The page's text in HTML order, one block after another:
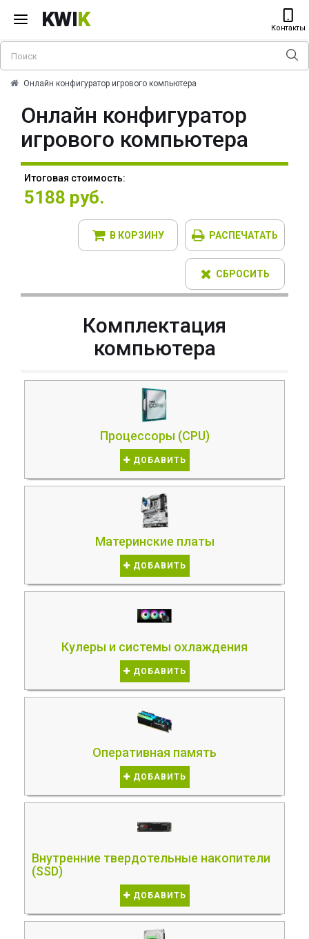
KWIK Контакты
Онлайн конфигуратор игрового компьютера
Онлайн конфигуратор
игрового компьютера
Итоговая стоимость:
5188 руб.
В КОРЗИНУ РАСПЕЧАТАТЬ
СБРОСИТЬ
Комплектация
компьютера
Процессоры (CPU)
ДОБАВИТЬ
Материнские платы
ДОБАВИТЬ
Кулеры и системы охлаждения
ДОБАВИТЬ
Оперативная память
ДОБАВИТЬ
Внутренние твердотельные накопители
(SSD)
ДОБАВИТЬ